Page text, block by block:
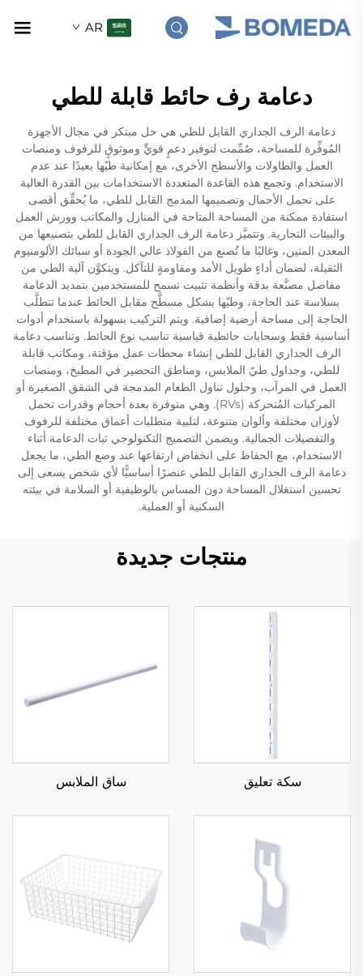
AR
دعامة رف حائط قابلة للطي
دعامة الرف الجداري القابل للطي هي حل مبتكر في مجال الأجهزة
المُوفِّرة للمساحة، صُمِّمت لتوفير دعمٍ قويٍّ وموثوقٍ للرفوف ومنصات
العمل والطاولات والأسطح الأخرى، مع إمكانية طيّها بعيدًا عند عدم
الاستخدام. وتجمع هذه القاعدة المتعددة الاستخدامات بين القدرة العالية
على تحمل الأحمال وتصميمها المدمج القابل للطي، ما يُحقِّق أقصى
استفادة ممكنة من المساحة المتاحة في المنازل والمكاتب وورش العمل
والبيئات التجارية. وتتميَّز دعامة الرف الجداري القابل للطي بتصنيعها من
المعدن المتين، وغالبًا ما تُصنع من الفولاذ عالي الجودة أو سبائك الألومنيوم
الثقيلة، لضمان أداءٍ طويل الأمد ومقاومةٍ للتآكل. ويتكوَّن آلية الطي من
مفاصل مصنَّعة بدقة وأنظمة تثبيت تسمح للمستخدمين بتمديد الدعامة
بسلاسة عند الحاجة، وطيّها بشكل مسطَّح مقابل الحائط عندما تتطلَّب
الحاجة إلى مساحة أرضية إضافية. ويتم التركيب بسهولة باستخدام أدوات
أساسية فقط وسحابات حائطية قياسية تناسب نوع الحائط. وتناسب دعامة
الرف الجداري القابل للطي إنشاء محطات عمل مؤقتة، ومكاتب قابلة
للطي، وجداول طيّ الملابس، ومناطق التحضير في المطبخ، ومنصات
العمل في المرآب، وحلول تناول الطعام المدمجة في الشقق الصغيرة أو
المركبات المُتحركة (RVs). وهي متوفرة بعدة أحجام وقدرات تحمل
لأوزان مختلفة وألوان متنوعة، لتلبية متطلبات أعماق مختلفة للرفوف
والتفضيلات الجمالية. ويضمن التصميج التكنولوجي ثبات الدعامة أثناء
الاستخدام، مع الحفاظ على انخفاض ارتفاعها عند وضع الطي، ما يجعل
دعامة الرف الجداري القابل للطي عنصرًا أساسيًّا لأي شخص يسعى إلى
تحسين استغلال المساحة دون المساس بالوظيفية أو السلامة في بيئته
السكنية أو العملية.
منتجات جديدة
سكة تعليق ساق الملابس